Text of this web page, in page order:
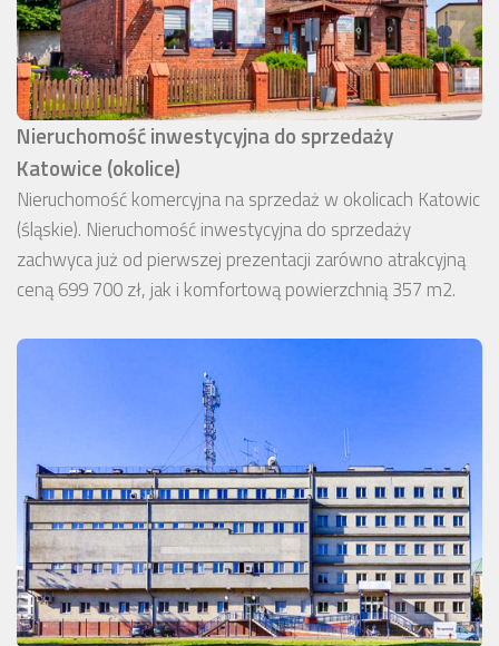
Nieruchomość inwestycyjna do sprzedaży
Katowice (okolice)
Nieruchomość komercyjna na sprzedaż w okolicach Katowic
(śląskie). Nieruchomość inwestycyjna do sprzedaży
zachwyca już od pierwszej prezentacji zarówno atrakcyjną
ceną 699 700 zł, jak i komfortową powierzchnią 357 m2.